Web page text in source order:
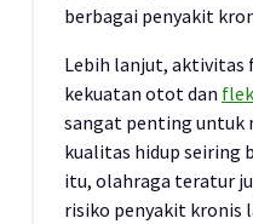
berbagai penyakit
Lebih lanjut, aktivitas
kekuatan otot dan
sangat penting untuk
kualitas hidup seiring
itu, olahraga teratur
risiko penyakit kronis